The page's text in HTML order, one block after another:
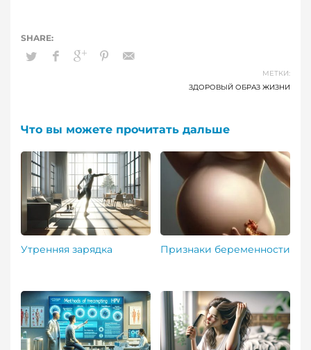
МЕТКИ:
ЗДОРОВЫЙ ОБРАЗ ЖИЗНИ
Что вы можете прочитать дальше
Утренняя зарядка Признаки беременности